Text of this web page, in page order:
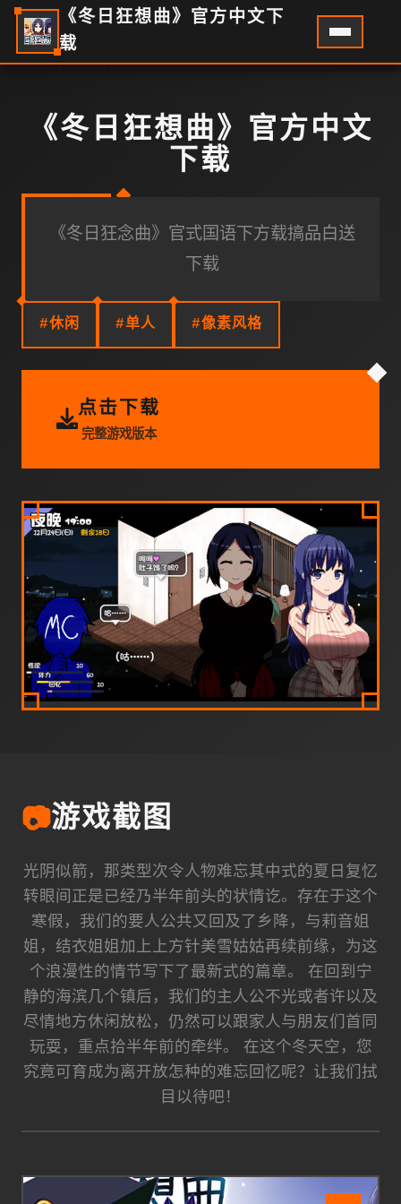
《冬日狂想曲》官方中文下
载
《冬日狂想曲》官方中文
下载
《冬日狂念曲》官式国语下方载搞品白送
下载
#休闲 #单人 #像素风格
点击下载
完整游戏版本
📷游戏截图
光阴似箭，那类型次令人物难忘其中式的夏日复忆
转眼间正是已经乃半年前头的状情讫。存在于这个
寒假，我们的要人公共又回及了乡降，与莉音姐
姐，结衣姐姐加上上方针美雪姑姑再续前缘，为这
个浪漫性的情节写下了最新式的篇章。 在回到宁
静的海滨几个镇后，我们的主人公不光或者许以及
尽情地方休闲放松，仍然可以跟家人与朋友们首同
玩耍，重点拾半年前的牵绊。 在这个冬天空，您
究竟可育成为离开放怎种的难忘回忆呢？让我们拭
目以待吧！